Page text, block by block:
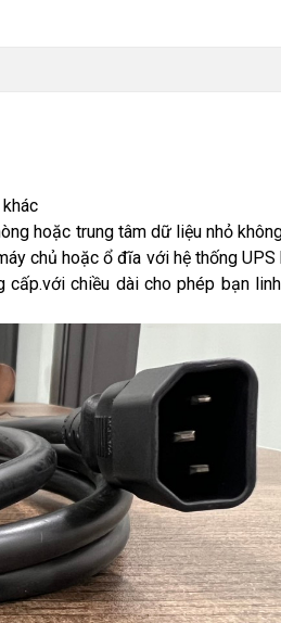
hoặc trung tâm dữ liệu nhỏ
chủ hoặc ổ đĩa với hệ thống
chiều dài cho phép bạn